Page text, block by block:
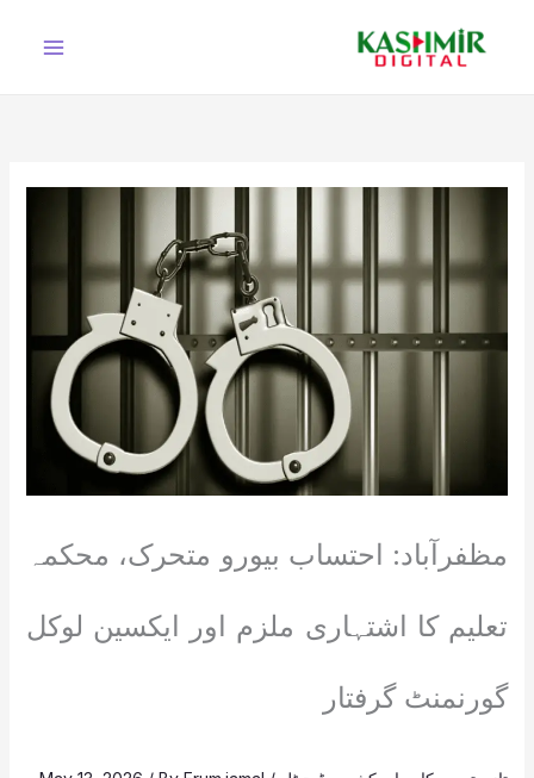
مظفرآباد: احتساب بیورو متحرک، محکمہ
تعلیم کا اشتہاری ملزم اور ایکسین لوکل
گورنمنٹ گرفتار